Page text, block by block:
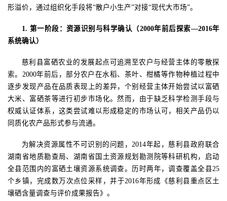
形溢价，通过组织化手段将“散户小生产”对接“现代大市场”。
1. 第一阶段：资源识别与科学确认（2000年前后探索—2016年
系统确认）
慈利县富硒农业的发展起点可追溯至农户与经营主体的零散探
索。 2000年前后，部分农户在水稻、茶叶、柑橘等作物种植过程中
逐步发现产品在品质表现上的差异，个别经营主体开始尝试以富硒
大米 、 富硒茶等进行初步市场化。然而，由于缺乏科学检测手段与
权威认证体系，这类尝试难以形成稳定的市场认可，相关产品仍以
同质化农产品形式参与流通。
为解决资源属性不可识别的问题，2014年起，慈利县政府联合
湖南省地质勘查局、湖南省国土资源规划勘测院等科研机构，启动
全县范围内的富硒土壤资源系统调查。历时两年，调查覆盖全县25
个乡镇，完成数万次点位采样，并于2016年形成《慈利县重点区土
壤硒含量调查与评价成果报告》。